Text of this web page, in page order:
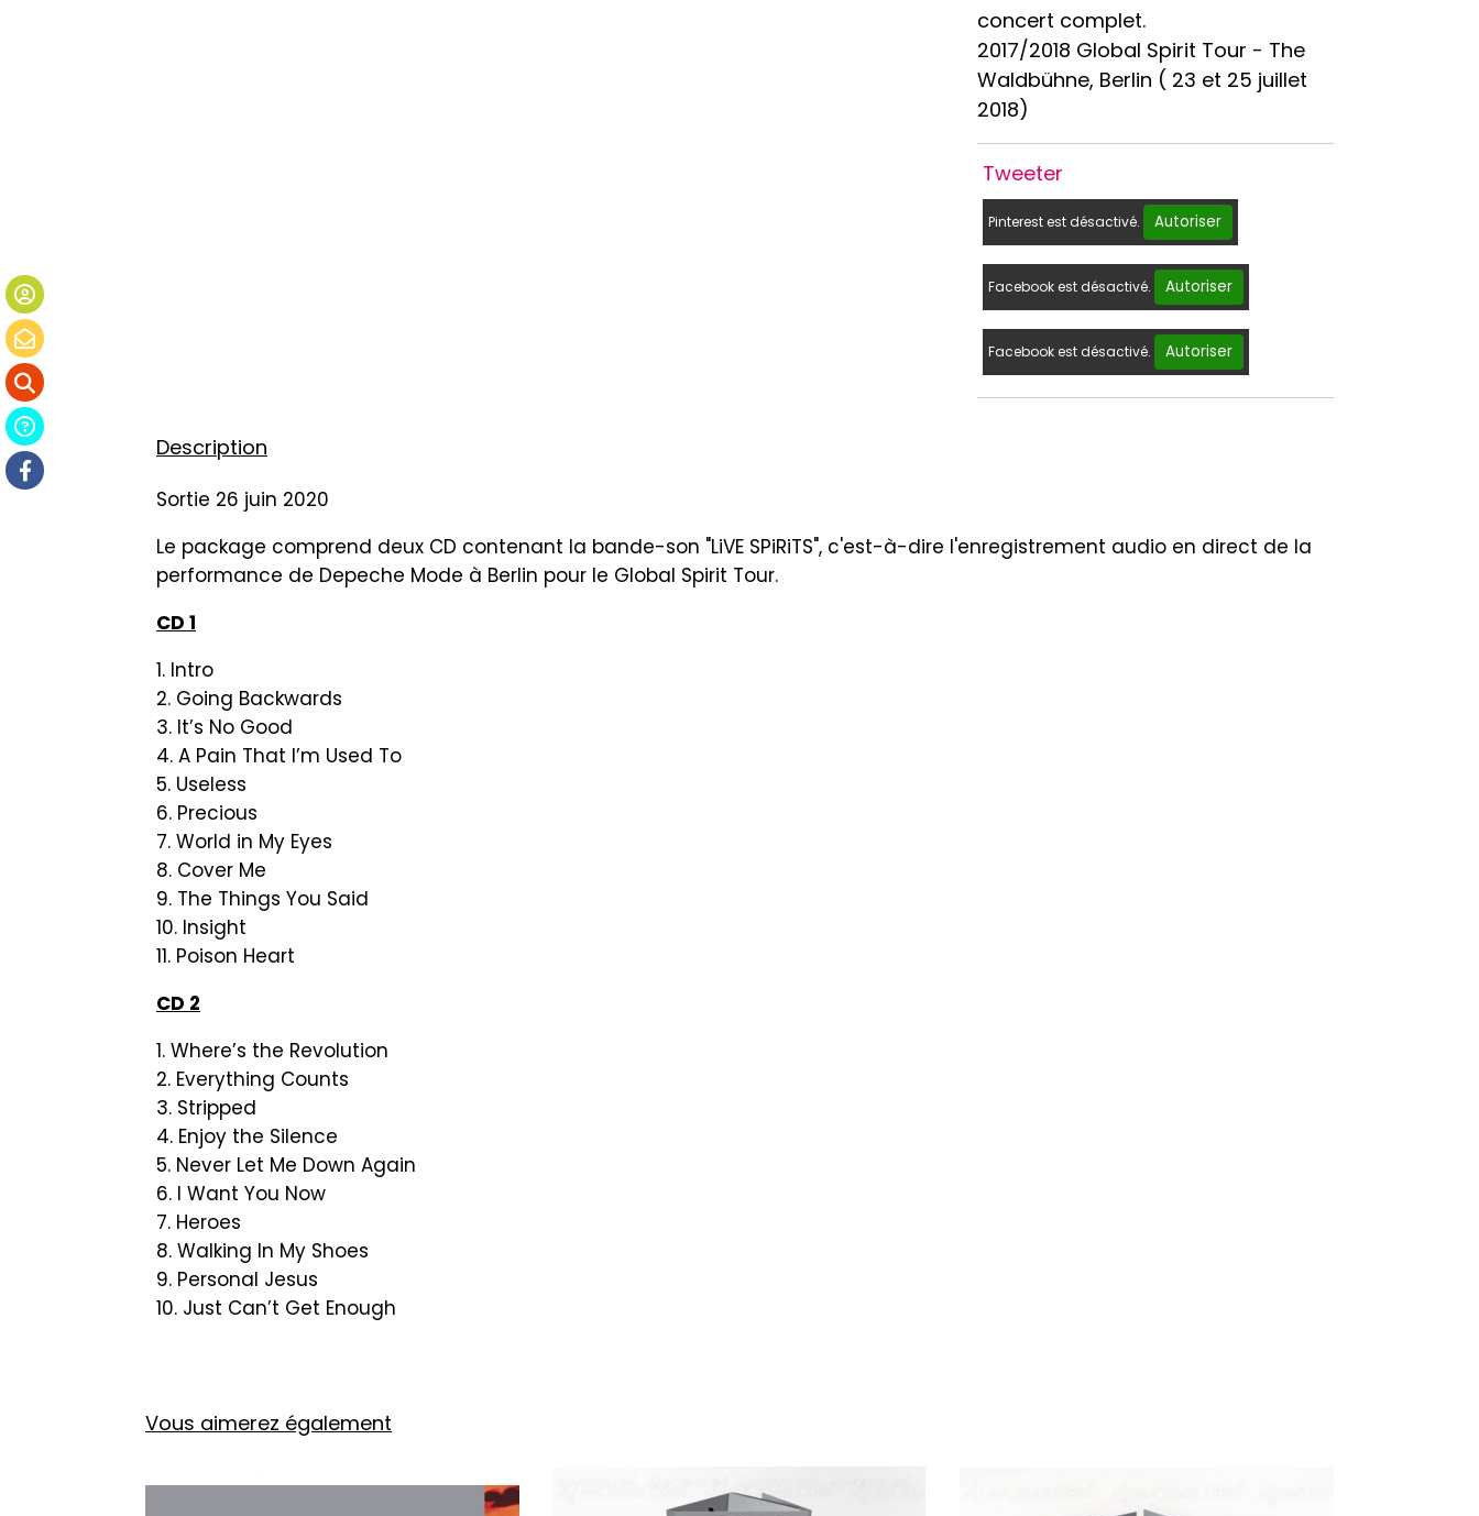
concert complet.
2017/2018 Global Spirit Tour - The
Waldbühne, Berlin ( 23 et 25 juillet
2018)
Tweeter
Pinterest est désactivé. Autoriser
Facebook est désactivé. Autoriser
Facebook est désactivé. Autoriser
Description
Sortie 26 juin 2020
Le package comprend deux CD contenant la bande-son "LiVE SPiRiTS", c'est-à-dire l'enregistrement audio en direct de la
performance de Depeche Mode à Berlin pour le Global Spirit Tour.
CD 1
1. Intro
2. Going Backwards
3. It’s No Good
4. A Pain That I’m Used To
5. Useless
6. Precious
7. World in My Eyes
8. Cover Me
9. The Things You Said
10. Insight
11. Poison Heart
CD 2
1. Where’s the Revolution
2. Everything Counts
3. Stripped
4. Enjoy the Silence
5. Never Let Me Down Again
6. I Want You Now
7. Heroes
8. Walking In My Shoes
9. Personal Jesus
10. Just Can’t Get Enough
Vous aimerez également